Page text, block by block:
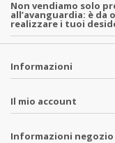
Non vendiamo solo
all’avanguardia: è da
realizzare i tuoi
Informazioni
Il mio account
Informazioni negozio